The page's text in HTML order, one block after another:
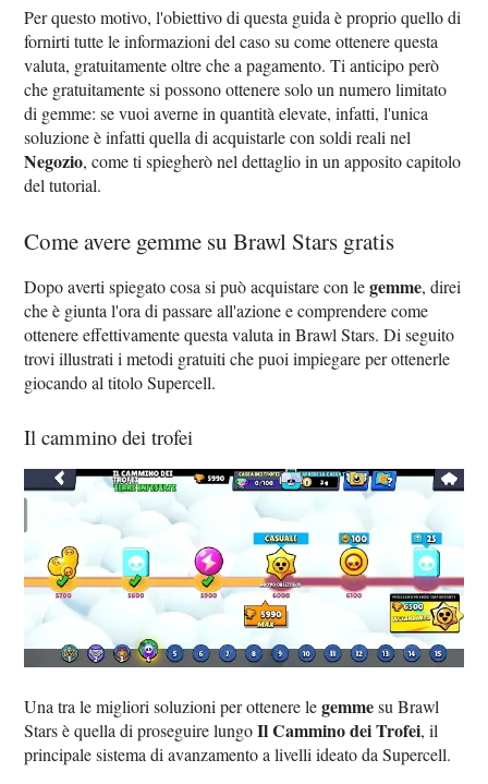
Per questo motivo, l'obiettivo di questa guida è proprio quello di
fornirti tutte le informazioni del caso su come ottenere questa
valuta, gratuitamente oltre che a pagamento. Ti anticipo però
che gratuitamente si possono ottenere solo un numero limitato
di gemme: se vuoi averne in quantità elevate, infatti, l'unica
soluzione è infatti quella di acquistarle con soldi reali nel
Negozio, come ti spiegherò nel dettaglio in un apposito capitolo
del tutorial.
Come avere gemme su Brawl Stars gratis
Dopo averti spiegato cosa si può acquistare con legemme, direi
che è giunta l'ora di passare all'azione e comprendere come
ottenere effettivamente questa valuta in Brawl Stars. Di seguito
trovi illustrati i metodi gratuiti che puoi impiegare per ottenerle
giocando al titolo Supercell.
Il cammino dei trofei
Una tra le migliori soluzioni per ottenere legemmesu Brawl
Stars è quella di proseguire lungoIl Cammino dei Trofei, il
principale sistema di avanzamento a livelli ideato da Supercell.